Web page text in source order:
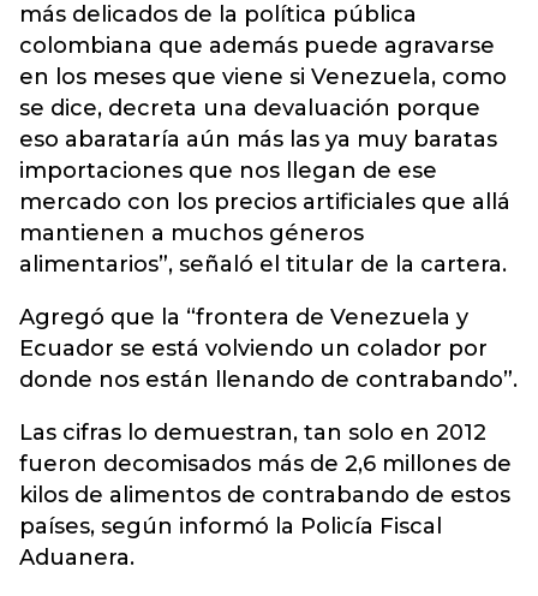
más delicados de la política pública
colombiana que además puede agravarse
en los meses que viene si Venezuela, como
se dice, decreta una devaluación porque
eso abarataría aún más las ya muy baratas
importaciones que nos llegan de ese
mercado con los precios artificiales que allá
mantienen a muchos géneros
alimentarios”, señaló el titular de la cartera.
Agregó que la “frontera de Venezuela y
Ecuador se está volviendo un colador por
donde nos están llenando de contrabando”.
Las cifras lo demuestran, tan solo en 2012
fueron decomisados más de 2,6 millones de
kilos de alimentos de contrabando de estos
países, según informó la Policía Fiscal
Aduanera.